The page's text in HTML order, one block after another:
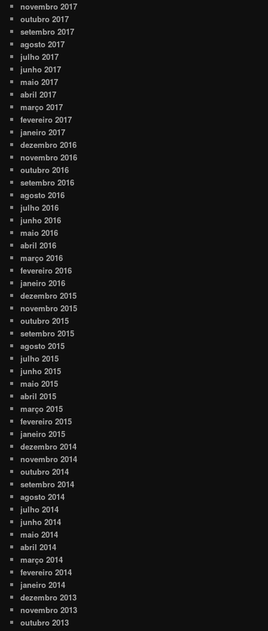
novembro 2017
outubro 2017
setembro 2017
agosto 2017
julho 2017
junho 2017
maio 2017
abril 2017
março 2017
fevereiro 2017
janeiro 2017
dezembro 2016
novembro 2016
outubro 2016
setembro 2016
agosto 2016
julho 2016
junho 2016
maio 2016
abril 2016
março 2016
fevereiro 2016
janeiro 2016
dezembro 2015
novembro 2015
outubro 2015
setembro 2015
agosto 2015
julho 2015
junho 2015
maio 2015
abril 2015
março 2015
fevereiro 2015
janeiro 2015
dezembro 2014
novembro 2014
outubro 2014
setembro 2014
agosto 2014
julho 2014
junho 2014
maio 2014
abril 2014
março 2014
fevereiro 2014
janeiro 2014
dezembro 2013
novembro 2013
outubro 2013